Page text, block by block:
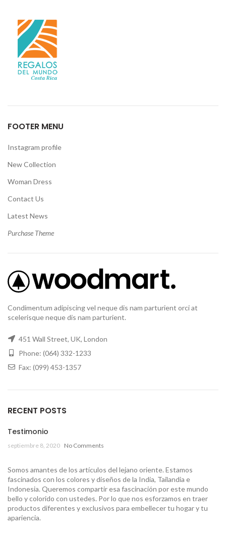
FOOTER MENU
Instagram profile
New Collection
Woman Dress
Contact Us
Latest News
Purchase Theme
Condimentum adipiscing vel neque dis nam parturient orci at
scelerisque neque dis nam parturient.
451 Wall Street, UK, London
Phone: (064) 332-1233
Fax: (099) 453-1357
RECENT POSTS
Testimonio
septiembre 8, 2020 No Comments
Somos amantes de los artículos del lejano oriente. Estamos
fascinados con los colores y diseños de la India, Tailandia e
Indonesia. Queremos compartir esa fascinación por este mundo
bello y colorido con ustedes. Por lo que nos esforzamos en traer
productos diferentes y exclusivos para embellecer tu hogar y tu
apariencia.